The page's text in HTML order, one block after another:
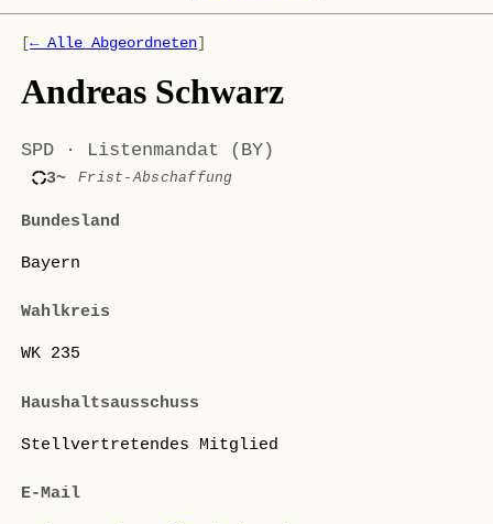
[← Alle Abgeordneten]
Andreas Schwarz
SPD · Listenmandat (BY)
3~ Frist-Abschaffung
Bundesland
Bayern
Wahlkreis
WK 235
Haushaltsausschuss
Stellvertretendes Mitglied
E-Mail